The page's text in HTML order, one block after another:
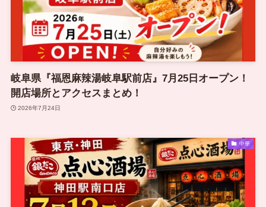
岐阜県『福恩麻辣湯岐阜駅前店』7月25日オープン！
開店場所とアクセスまとめ！
2026年7月24日
中華